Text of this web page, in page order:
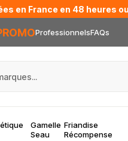
en France en 48 heures
ProfessionnelsFAQs
Gamelle
Seau
Friandise
Récompense